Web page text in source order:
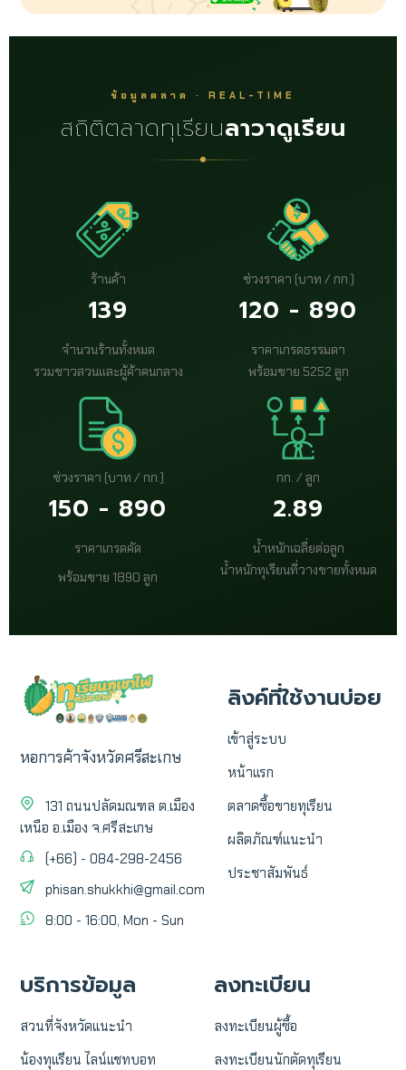
ข้อมูลตลาด · REAL-TIME
สถิติตลาดทุเรียนลาวาดูเรียน
ร้านค้า
139
จำนวนร้านทั้งหมด
รวมชาวสวนและผู้ค้าคนกลาง
ช่วงราคา (บาท / กก.)
120 - 890
ราคาเกรดธรรมดา
พร้อมขาย 5252 ลูก
ช่วงราคา (บาท / กก.)
150 - 890
ราคาเกรดคัด
พร้อมขาย 1890 ลูก
กก. / ลูก
2.89
น้ำหนักเฉลี่ยต่อลูก
น้ำหนักทุเรียนที่วางขายทั้งหมด
หอการค้าจังหวัดศรีสะเกษ
131 ถนนปลัดมณฑล ต.เมือง
เหนือ อ.เมือง จ.ศรีสะเกษ
(+66) - 084-298-2456
phisan.shukkhi@gmail.com
8:00 - 16:00, Mon - Sun
ลิงค์ที่ใช้งานบ่อย
เข้าสู่ระบบ
หน้าแรก
ตลาดซื้อขายทุเรียน
ผลิตภัณฑ์แนะนำ
ประชาสัมพันธ์
บริการข้อมูล
สวนที่จังหวัดแนะนำ
น้องทุเเรียน ไลน์แชทบอท
ลงทะเบียน
ลงทะเบียนผู้ซื้อ
ลงทะเบียนนักตัดทุเรียน